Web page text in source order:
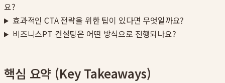
요?
효과적인 CTA 전략을 위한 팁이 있다면 무엇일까요?
비즈니스PT 컨설팅은 어떤 방식으로 진행되나요?
핵심 요약 (Key Takeaways)